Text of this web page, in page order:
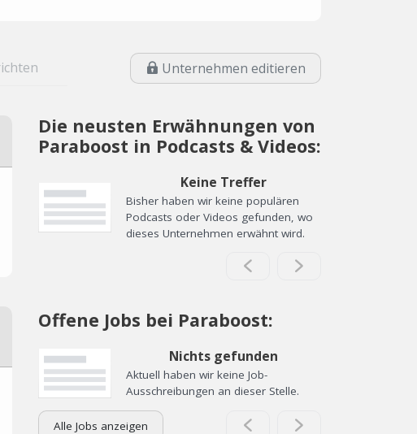
Unternehmen editieren
Die neusten Erwähnungen von
Paraboost in Podcasts & Videos:
Keine Treffer
Bisher haben wir keine populären
Podcasts oder Videos gefunden, wo
dieses Unternehmen erwähnt wird.
Offene Jobs bei Paraboost:
Nichts gefunden
Aktuell haben wir keine Job-
Ausschreibungen an dieser Stelle.
Alle Jobs anzeigen